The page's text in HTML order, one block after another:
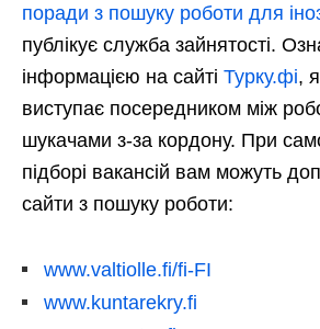
поради з пошуку роботи для
публікує служба зайнятості.
інформацією на сайті Турку.фі,
виступає посередником між
шукачами з-за кордону. При
підборі вакансій вам можуть
сайти з пошуку роботи:
www.valtiolle.fi/fi-FI
www.kuntarekry.fi